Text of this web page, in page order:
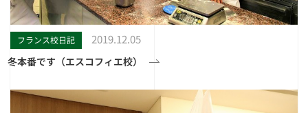
フランス校日記 2019.12.05
冬本番です（エスコフィエ校）